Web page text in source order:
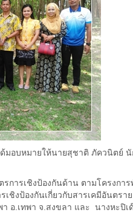
บหมายให้นายสุชาติ ภัควนิตย์ นั
การเชิงป้องกันด้าน ตามโครงกา
ชิงป้องกันเกี่ยวกับสารเคมีอันตร
อ.เทพา จ.สงขลา และ นางหะปิ